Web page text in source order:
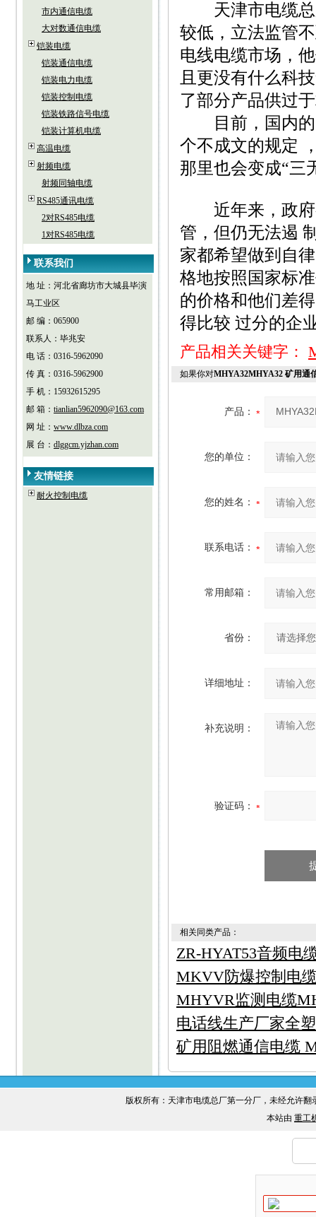
市内通信电缆
大对数通信电缆
铠装电缆
铠装通信电缆
铠装电力电缆
铠装控制电缆
铠装铁路信号电缆
铠装计算机电缆
高温电缆
射频电缆
射频同轴电缆
RS485通讯电缆
2对RS485电缆
1对RS485电缆
联系我们
地 址：河北省廊坊市大城县毕演
马工业区
邮 编：065900
联系人：毕兆安
电 话：0316-5962090
传 真：0316-5962900
手 机：15932615295
邮 箱： tianlian5962090@163.com
网 址： www.dlbza.com
展 台： dlggcm.yjzhan.com
友情链接
耐火控制电缆
天津市电缆总
较低，立法监管
电线电缆市场，
且更没有什么科
了部分产品供过
目前，国内的
个不成文的规定
那里也会变成“三
近年来，政府
管，但仍无法遏
家都希望做到自
格地按照国家标
的价格和他们差
得比较 过分的企
产品相关关键字：
如果你对MHYA32MHYA32 矿用通
产品：
您的单位：
您的姓名：
联系电话：
常用邮箱：
省份：
详细地址：
补充说明：
验证码：
相关同类产品：
ZR-HYAT53音频电
MKVV防爆控制电
MHYVR监测电缆
电话线生产厂家全
矿用阻燃通信电缆
版权所有：天津市电缆总厂第一分厂，未经允许
本站由 重工